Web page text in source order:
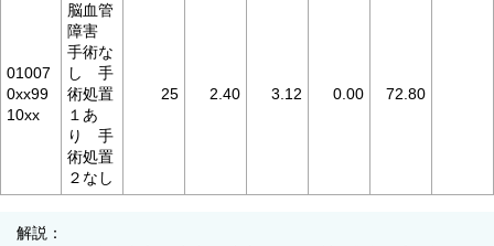
01007
0xx99
10xx
脳血管
障害
手術な
し 手
術処置
１あ
り 手
術処置
２なし
25 2.40 3.12 0.00 72.80
解説：